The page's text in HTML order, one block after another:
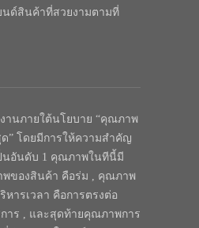
นด์สินค้าที่สวยงามตามที่
านภายใต้นโยบาย “คุณภาพ
” โดยมีการให้ความสำคัญ
อันดับ 1 คุณภาพในทีนี้มี
พของสินค้า คือร่ม , คุณภาพ
ารเวลา คือการตรงต่อ
าร , และสุดท้ายคุณภาพการ